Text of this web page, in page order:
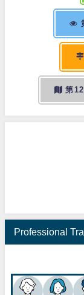
第
Professional